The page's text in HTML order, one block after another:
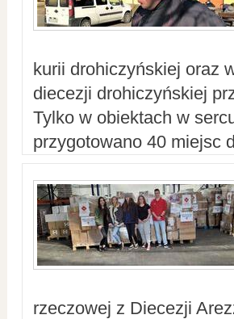
kurii drohiczyńskiej oraz
diecezji drohiczyńskiej
Tylko w obiektach w
przygotowano 40 miejsc
rzeczowej z Diecezji